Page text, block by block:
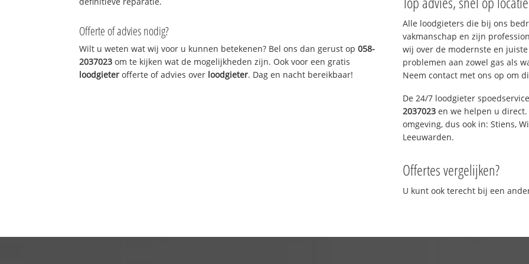
Offerte of advies nodig?
Wilt u weten wat wij voor u kunnen betekenen? Bel ons dan gerust op058-
2037023 om te kijken wat de mogelijkheden zijn. Ook voor een gratis
loodgieter offerte of advies over loodgieter. Dag en nacht bereikbaar!
Alle loodgieters die bij ons
vakmanschap en zijn
wij over de modernste en
problemen aan zowel gas als
Neem contact met ons op om
De 24/7 loodgieter
2037023 en we helpen u
omgeving, dus ook in: Stiens,
Leeuwarden.
Offertes vergelijken?
U kunt ook terecht bij een